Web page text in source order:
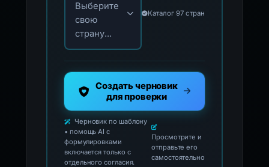
Выберите
свою
страну...
Каталог 97 стран
Создать черновик
для проверки
Черновик по шаблону
• помощь AI с
формулировками
включается только с
отдельного согласия.
Просмотрите и
отправьте его
самостоятельно